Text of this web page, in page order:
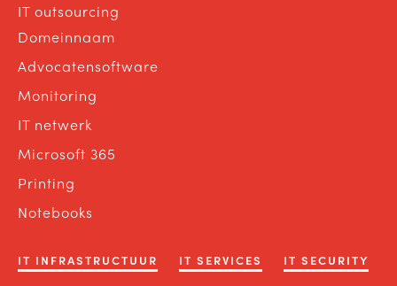
IT outsourcing
Domeinnaam
Advocatensoftware
Monitoring
IT netwerk
Microsoft 365
Printing
Notebooks
IT INFRASTRUCTUUR IT SERVICES
IT SECURITY